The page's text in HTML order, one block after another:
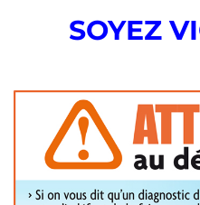
SOYEZ